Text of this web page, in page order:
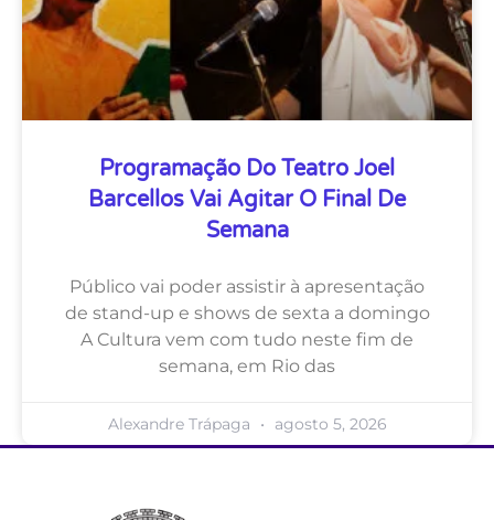
Programação Do Teatro Joel
Barcellos Vai Agitar O Final De
Semana
Público vai poder assistir à apresentação
de stand-up e shows de sexta a domingo
A Cultura vem com tudo neste fim de
semana, em Rio das
Alexandre Trápaga agosto 5, 2026